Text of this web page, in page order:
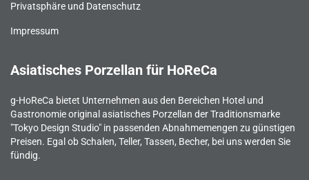
Privatsphäre und Datenschutz
Impressum
Asiatisches Porzellan für HoReCa
g-HoReCa bietet Unternehmen aus den Bereichen Hotel und
Gastronomie original asiatisches Porzellan der Traditionsmarke
"Tokyo Design Studio" in passenden Abnahmemengen zu günstigen
Preisen. Egal ob Schalen, Teller, Tassen, Becher, bei uns werden Sie
fündig.